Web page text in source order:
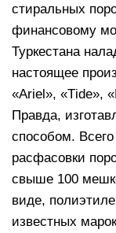
стиральных
финансовому
Туркестана
настоящее
«Ariel», «Тide»,
Правда,
способом.
расфасовки
свыше 100
виде,
известных